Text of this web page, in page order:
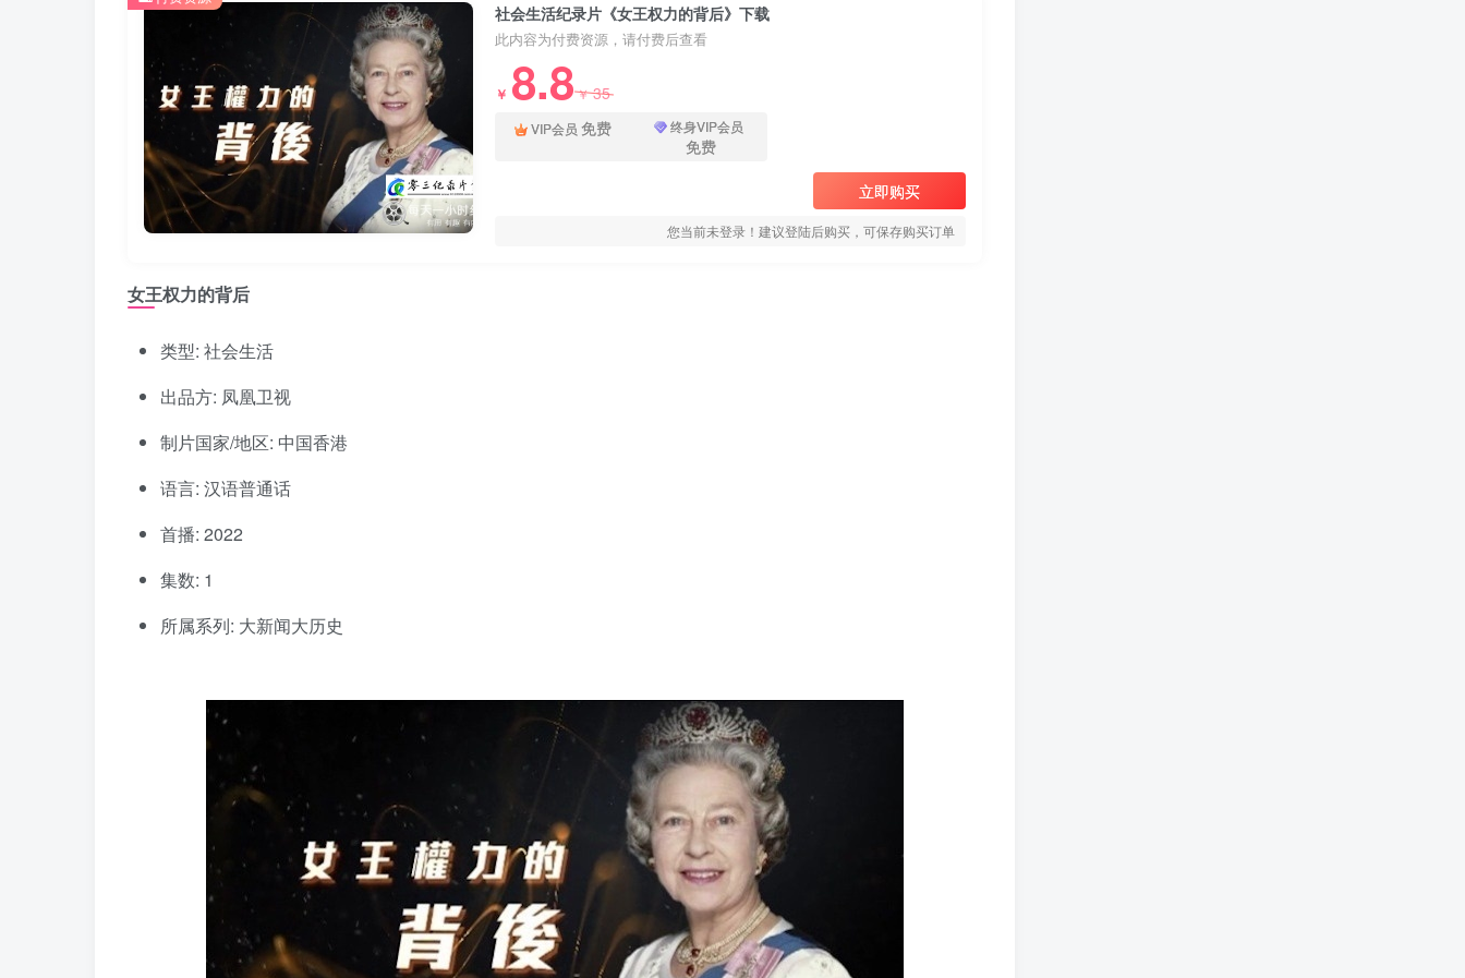
社会生活纪录片《女王权力的背后》下载
此内容为付费资源，请付费后查看
￥ 8.8￥35
VIP会员 免费 终身VIP会员
免费
立即购买
您当前未登录！建议登陆后购买，可保存购买订单
女王权力的背后
类型: 社会生活
出品方: 凤凰卫视
制片国家/地区: 中国香港
语言: 汉语普通话
首播: 2022
集数: 1
所属系列: 大新闻大历史